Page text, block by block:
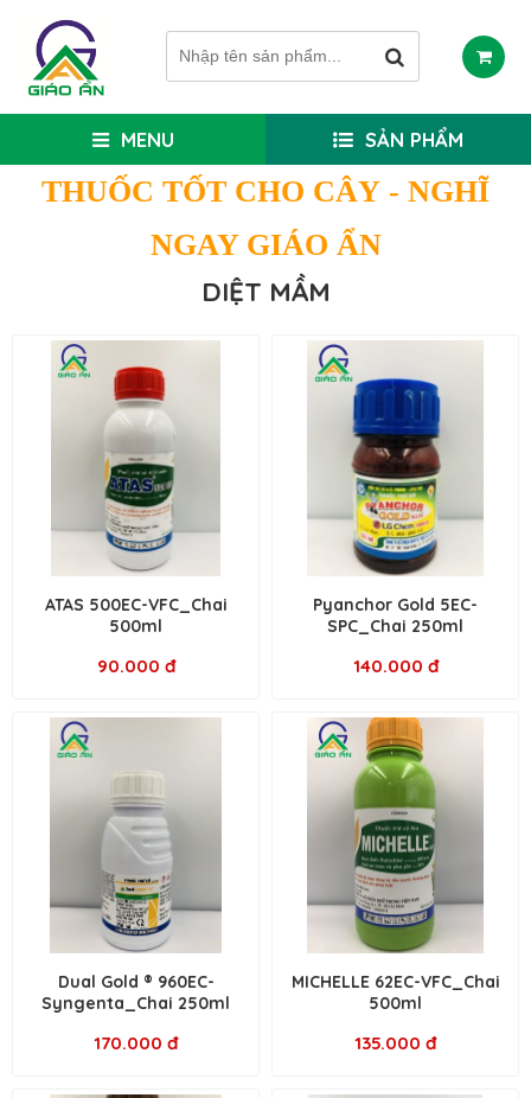
MENU SẢN PHẨM
THUỐC TỐT CHO CÂY - NGHĨ
NGAY GIÁO ẨN
DIỆT MẦM
ATAS 500EC-VFC_Chai
500ml
90.000 đ
Pyanchor Gold 5EC-
SPC_Chai 250ml
140.000 đ
Dual Gold ® 960EC-
Syngenta_Chai 250ml
170.000 đ
MICHELLE 62EC-VFC_Chai
500ml
135.000 đ